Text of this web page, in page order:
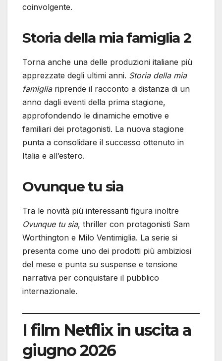
coinvolgente.
Storia della mia famiglia 2
Torna anche una delle produzioni italiane più
apprezzate degli ultimi anni. Storia della mia
famigliariprende il racconto a distanza di un
anno dagli eventi della prima stagione,
approfondendo le dinamiche emotive e
familiari dei protagonisti. La nuova stagione
punta a consolidare il successo ottenuto in
Italia e all’estero.
Ovunque tu sia
Tra le novità più interessanti figura inoltre
Ovunque tu sia, thriller con protagonisti Sam
Worthington e Milo Ventimiglia. La serie si
presenta come uno dei prodotti più ambiziosi
del mese e punta su suspense e tensione
narrativa per conquistare il pubblico
internazionale.
I film Netflix in uscita a
giugno 2026